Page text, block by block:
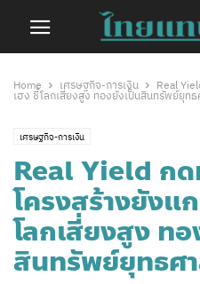
Home เศรษฐกิจ-การเงิน
Real
เฮง ชี้โลกเสี่ยงสูง ทองยังเป็นสินทรัพย์ยุท
เศรษฐกิจ-การเงิน
Real Yield ก
โครงสร้างยังแ
โลกเสี่ยงสูง ท
สินทรัพย์ยุทธศ